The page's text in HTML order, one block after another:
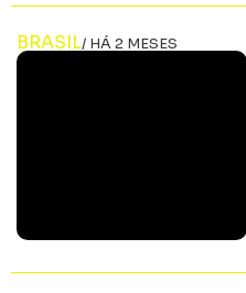
BRASIL/ HÁ 2 MESES